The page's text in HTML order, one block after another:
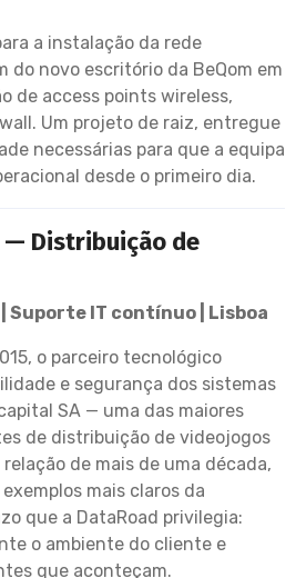
a instalação da rede
do novo escritório da BeQom em
de access points wireless,
Um projeto de raiz, entregue
necessárias para que a equipa
desde o primeiro dia.
— Distribuição de
Suporte IT contínuo | Lisboa
o parceiro tecnológico
e segurança dos sistemas
SA — uma das maiores
de distribuição de videojogos
de mais de uma década,
mais claros da
que a DataRoad privilegia:
o ambiente do cliente e
que aconteçam.